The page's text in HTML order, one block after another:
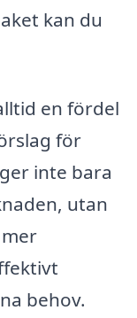
kan du
en fördel
för
inte bara
utan
behov.